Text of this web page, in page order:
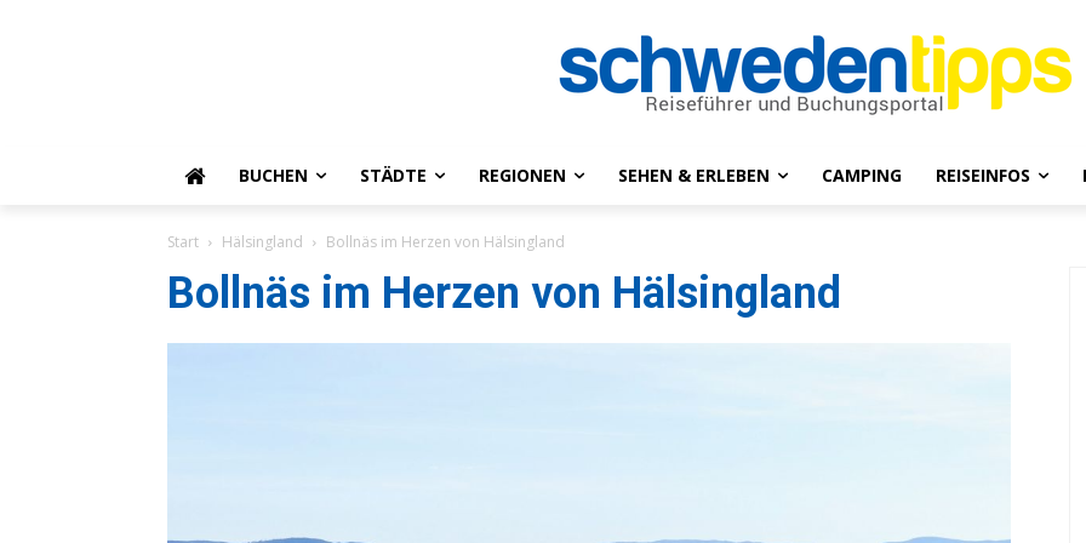
BUCHEN STÄDTE REGIONEN SEHEN & ERLEBEN CAMPING REISEINFOS
Start Hälsingland Bollnäs im Herzen von Hälsingland
Bollnäs im Herzen von Hälsingland